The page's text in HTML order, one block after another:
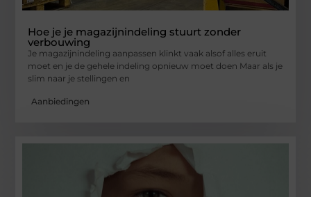
Hoe je je magazijnindeling stuurt zonder
verbouwing
Je magazijnindeling aanpassen klinkt vaak alsof alles eruit
moet en je de gehele indeling opnieuw moet doen Maar als je
slim naar je stellingen en
Aanbiedingen